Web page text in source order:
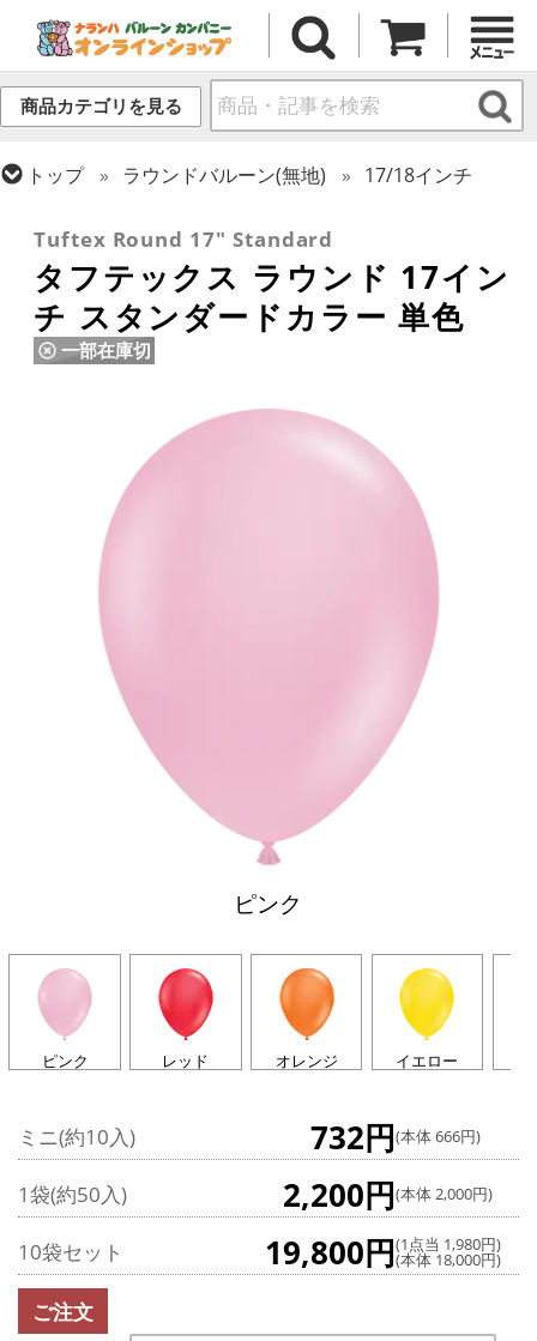
商品カテゴリを見る
トップ ラウンドバルーン(無地)
17/18インチ
Tuftex Round 17" Standard
タフテックス ラウンド 17イン
チ スタンダードカラー 単色
一部在庫切
ピンク
ピンク レッド オレンジ イエロー
ミニ(約10入) 732円(本体 666円)
1袋(約50入) 2,200円(本体 2,000円)
10袋セット 19,800円(1点当 1,980円)
(本体 18,000円)
ご注文